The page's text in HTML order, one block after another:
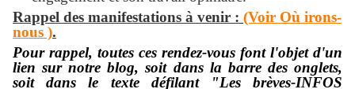
Rappel des manifestations à venir : (Voir Où irons-
nous ).
Pour rappel, toutes ces rendez-vous font l'objet d'un
lien sur notre blog, soit dans la barre des onglets,
soit dans le texte défilant "Les brèves-INFOS